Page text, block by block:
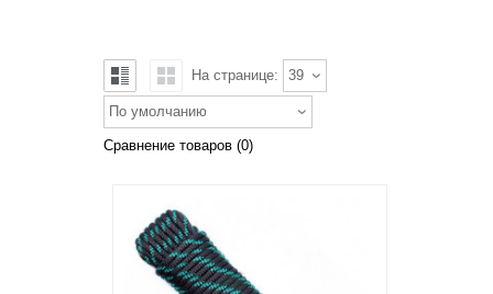
На странице: 39
По умолчанию
Сравнение товаров (0)